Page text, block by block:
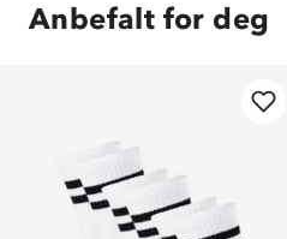
Anbefalt for deg